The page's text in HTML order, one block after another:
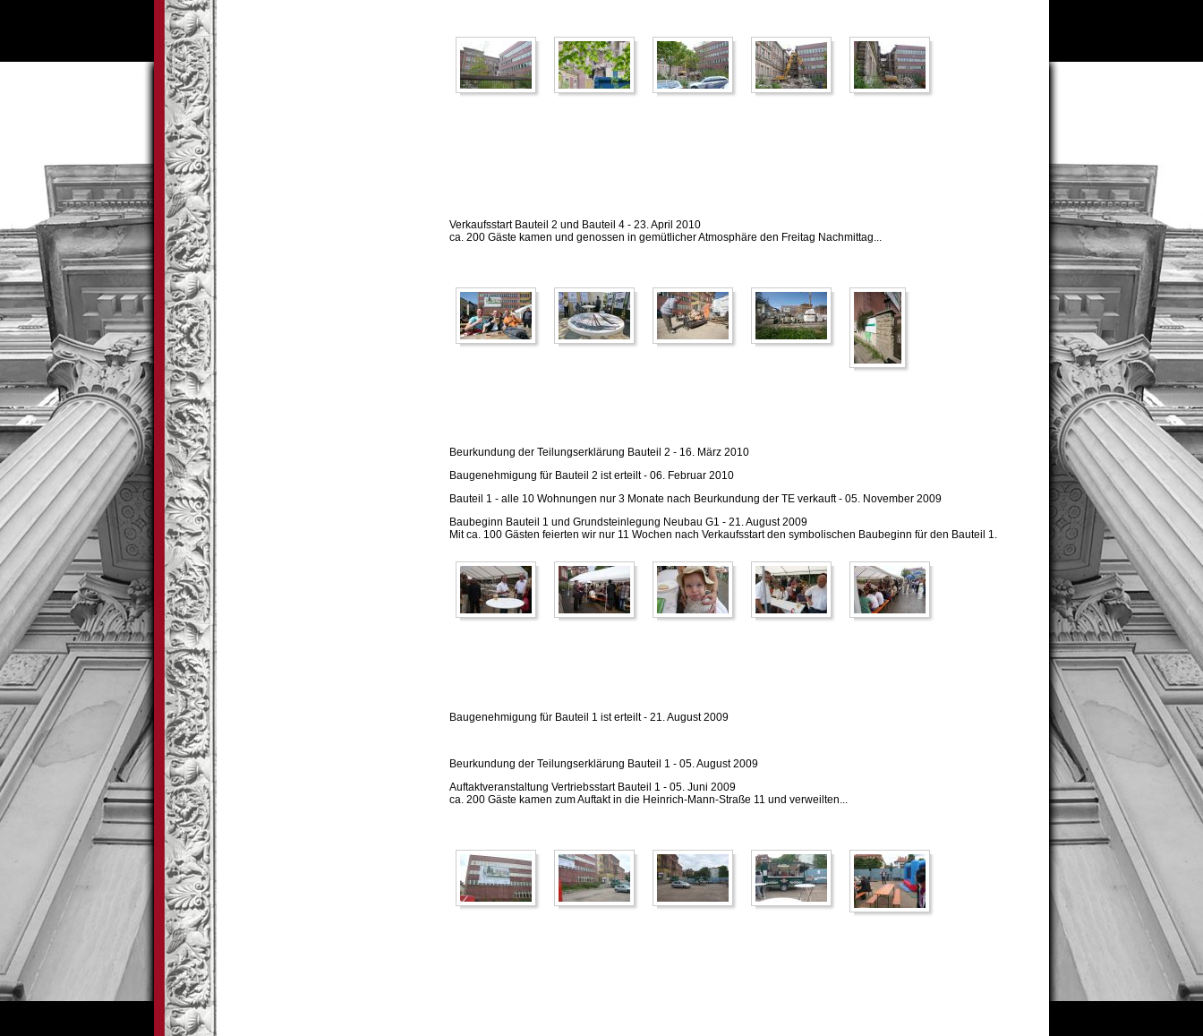
Verkaufsstart Bauteil 2 und Bauteil 4 - 23. April 2010
ca. 200 Gäste kamen und genossen in gemütlicher Atmosphäre den Freitag Nachmittag...
Beurkundung der Teilungserklärung Bauteil 2 - 16. März 2010
Baugenehmigung für Bauteil 2 ist erteilt - 06. Februar 2010
Bauteil 1 - alle 10 Wohnungen nur 3 Monate nach Beurkundung der TE verkauft - 05. November 2009
Baubeginn Bauteil 1 und Grundsteinlegung Neubau G1 - 21. August 2009
Mit ca. 100 Gästen feierten wir nur 11 Wochen nach Verkaufsstart den symbolischen Baubeginn für den Bauteil 1.
Baugenehmigung für Bauteil 1 ist erteilt - 21. August 2009
Beurkundung der Teilungserklärung Bauteil 1 - 05. August 2009
Auftaktveranstaltung Vertriebsstart Bauteil 1 - 05. Juni 2009
ca. 200 Gäste kamen zum Auftakt in die Heinrich-Mann-Straße 11 und verweilten...